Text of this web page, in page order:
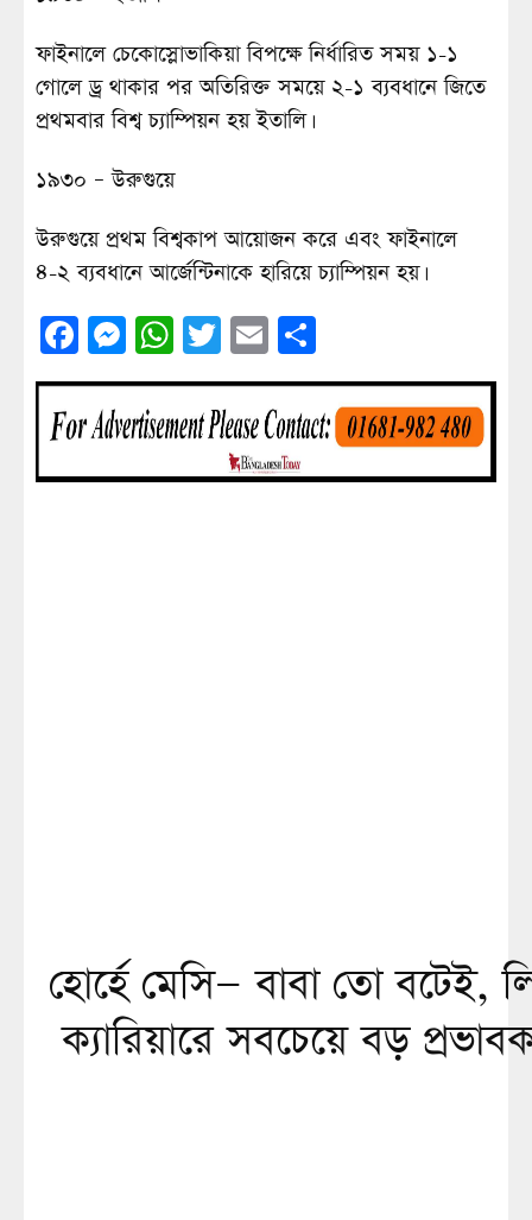
ফাইনালে চেকোস্লোভাকিয়া বিপক্ষে নির্ধারিত সময় ১-১
গোলে ড্র থাকার পর অতিরিক্ত সময়ে ২-১ ব্যবধানে জিতে
প্রথমবার বিশ্ব চ্যাম্পিয়ন হয় ইতালি।
১৯৩০ – উরুগুয়ে
উরুগুয়ে প্রথম বিশ্বকাপ আয়োজন করে এবং ফাইনালে
৪-২ ব্যবধানে আর্জেন্টিনাকে হারিয়ে চ্যাম্পিয়ন হয়।
Facebook
Messenger
WhatsApp
Twitter
Email
হোর্হে মেসি— বাবা তো বটেই,
ক্যারিয়ারে সবচেয়ে বড়